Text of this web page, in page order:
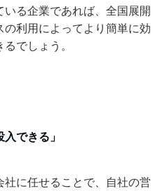
る企業であれば、全国展開
利用によってより簡単に効
でしょう。
できる」
に任せることで、自社の営